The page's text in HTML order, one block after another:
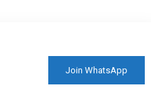
Join WhatsApp